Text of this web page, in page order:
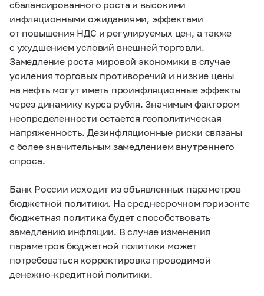
сбалансированного роста и высокими
инфляционными ожиданиями, эффектами
от повышения НДС и регулируемых цен, а также
с ухудшением условий внешней торговли.
Замедление роста мировой экономики в случае
усиления торговых противоречий и низкие цены
на нефть могут иметь проинфляционные эффекты
через динамику курса рубля. Значимым фактором
неопределенности остается геополитическая
напряженность. Дезинфляционные риски связаны
с более значительным замедлением внутреннего
спроса.
Банк России исходит из объявленных параметров
бюджетной политики. На среднесрочном горизонте
бюджетная политика будет способствовать
замедлению инфляции. В случае изменения
параметров бюджетной политики может
потребоваться корректировка проводимой
денежно-кредитной политики.